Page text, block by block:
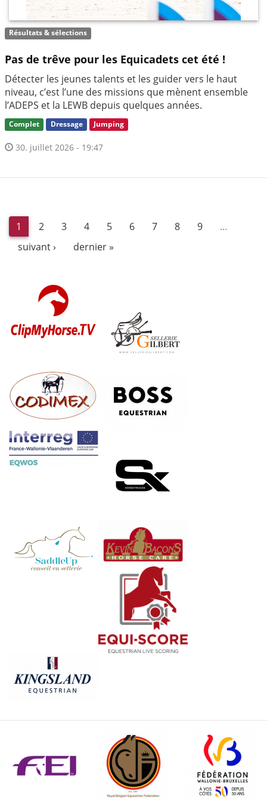
Résultats & sélections
Pas de trêve pour les Equicadets cet été !
Détecter les jeunes talents et les guider vers le haut
niveau, c’est l’une des missions que mènent ensemble
l’ADEPS et la LEWB depuis quelques années.
Complet Dressage Jumping
30. juillet 2026 - 19:47
1 2 3 4 5 6 7 8 9
…
suivant ›
dernier »